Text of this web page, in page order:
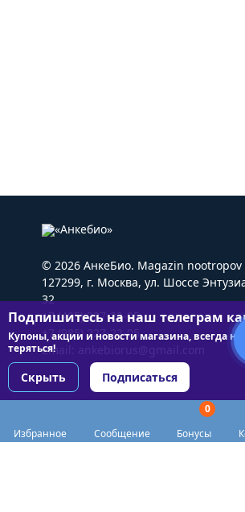
Избранное Сообщение
0
Бонусы
© 2026 АнкеБио. Magazin nootropov
127299, г. Москва, ул. Шоссе
32
+7 (495) 227-22-05
+7 (985) 227-22-05
Email: ankebiorus@gmail.com
Подпишитесь на наш телеграм
Купоны, акции и новости магазина, всегда
теряться!
Скрыть Подписаться